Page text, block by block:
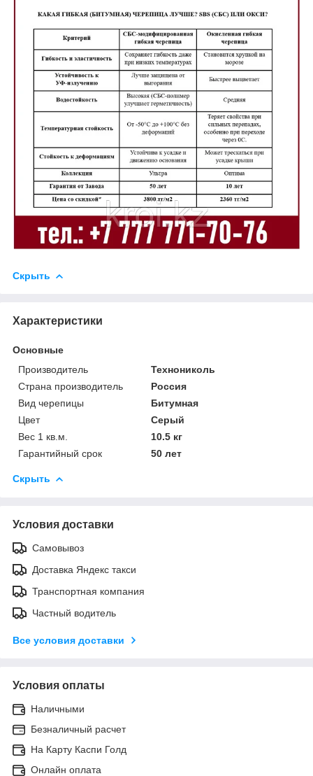
Скрыть
Характеристики
Основные
Производитель
Технониколь
Страна производитель
Россия
Вид черепицы
Битумная
Цвет
Серый
Вес 1 кв.м.
10.5 кг
Гарантийный срок
50 лет
Скрыть
Условия доставки
Самовывоз
Доставка Яндекс такси
Транспортная компания
Частный водитель
Все условия доставки
Условия оплаты
Наличными
Безналичный расчет
На Карту Каспи Голд
Онлайн оплата